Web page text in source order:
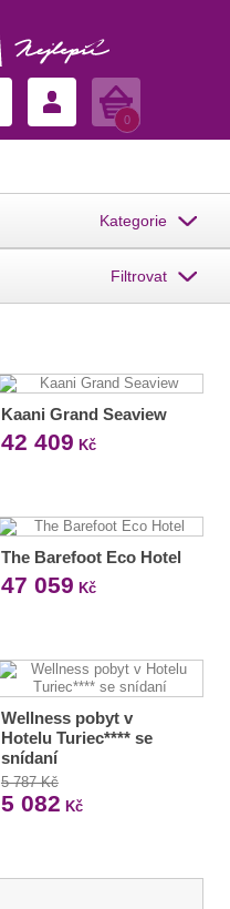
Košík
0
Kategorie
Filtrovat
Kaani Grand Seaview
42 409 Kč
The Barefoot Eco Hotel
47 059 Kč
Wellness pobyt v
Hotelu Turiec**** se
snídaní
5 787 Kč
5 082 Kč